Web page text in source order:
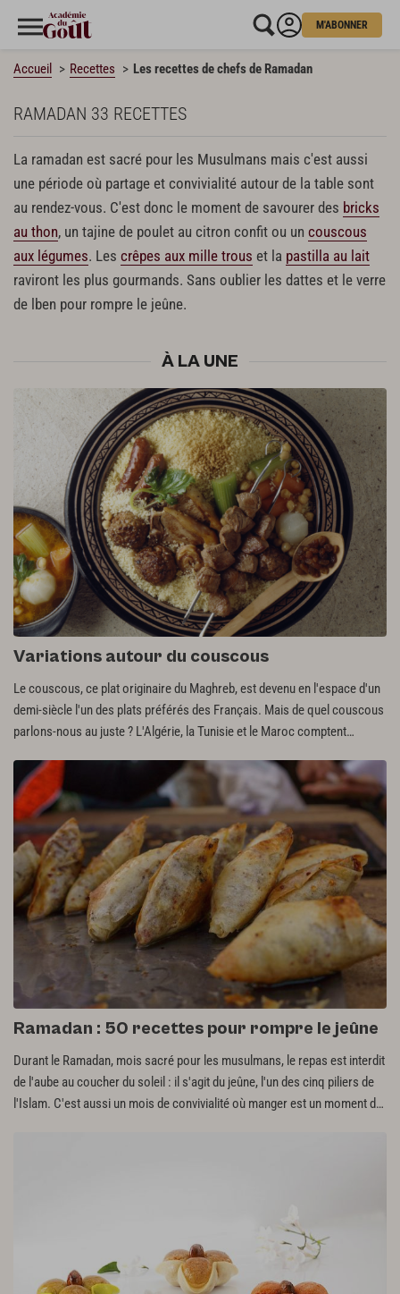
M'ABONNER
Accueil Recettes Les recettes de chefs de Ramadan
RAMADAN 33 RECETTES
La ramadan est sacré pour les Musulmans mais c'est aussi
une période où partage et convivialité autour de la table sont
au rendez-vous. C'est donc le moment de savourer des bricks
au thon, un tajine de poulet au citron confit ou un couscous
aux légumes. Les crêpes aux mille trous et la pastilla au lait
raviront les plus gourmands. Sans oublier les dattes et le verre
de lben pour rompre le jeûne.
À LA UNE
Variations autour du couscous
Le couscous, ce plat originaire du Maghreb, est devenu en l'espace d'un
demi-siècle l'un des plats préférés des Français. Mais de quel couscous
parlons-nous au juste ? L'Algérie, la Tunisie et le Maroc comptent
culinaire propre à chaque famille. Une diversité et une richesse que
l'Académie du Goût vous propose de découvrir dans les grandes lignes.
Ramadan : 50 recettes pour rompre le jeûne
Durant le Ramadan, mois sacré pour les musulmans, le repas est interdit
de l'aube au coucher du soleil : il s'agit du jeûne, l'un des cinq piliers de
l'Islam. C'est aussi un mois de convivialité où manger est un moment de